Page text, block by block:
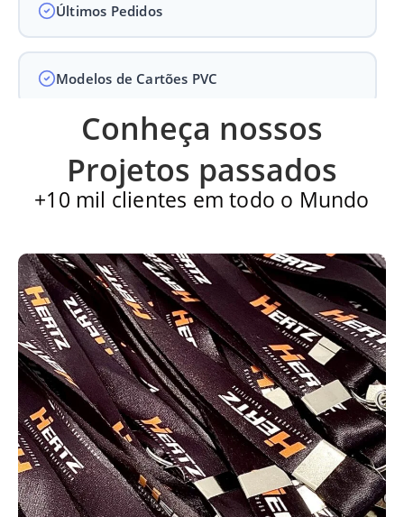
Últimos Pedidos
Modelos de Cartões PVC
Carteirinha de Igreja
Cartão PVC
Carteirinha escolar
Qualidade diferenciada em impressão de alto padrão
Sem quantidade mínima obrigatória - faça seu pedido
como quiser
Design sem custo em pedidos a partir de 10 unidades
Solicite sua amostra física agora!
Refabricação Garantida em caso de erro. (**)
Distribuidor de Cartões PVC em Carapicuíba | Frete
Grátis | Chame Jácom varios tipos!
Conheça nossos
Projetos passados
+10 mil clientes em todo o Mundo